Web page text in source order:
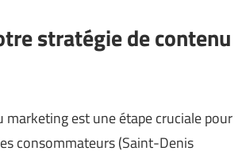
stratégie de contenu
est une étape cruciale pour
consommateurs (Saint-Denis